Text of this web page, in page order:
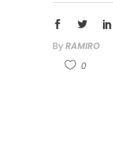
ByRAMIRO
0